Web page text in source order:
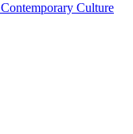
Culture